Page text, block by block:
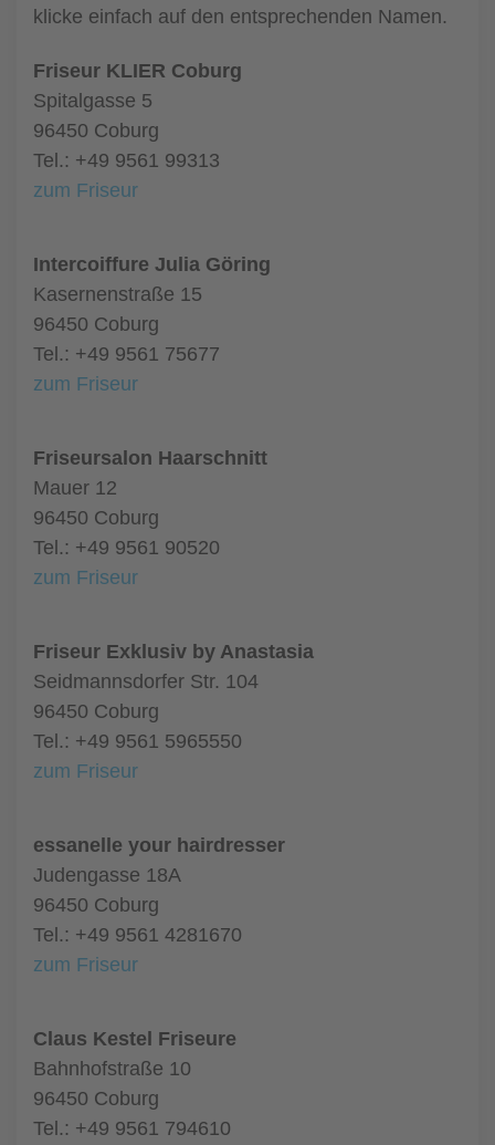
klicke einfach auf den entsprechenden Namen.
Friseur KLIER Coburg
Spitalgasse 5
96450 Coburg
Tel.: +49 9561 99313
zum Friseur
Intercoiffure Julia Göring
Kasernenstraße 15
96450 Coburg
Tel.: +49 9561 75677
zum Friseur
Friseursalon Haarschnitt
Mauer 12
96450 Coburg
Tel.: +49 9561 90520
zum Friseur
Friseur Exklusiv by Anastasia
Seidmannsdorfer Str. 104
96450 Coburg
Tel.: +49 9561 5965550
zum Friseur
essanelle your hairdresser
Judengasse 18A
96450 Coburg
Tel.: +49 9561 4281670
zum Friseur
Claus Kestel Friseure
Bahnhofstraße 10
96450 Coburg
Tel.: +49 9561 794610